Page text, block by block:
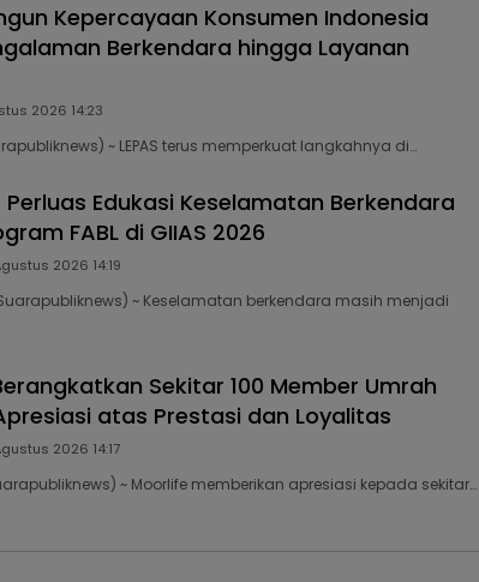
Kepercayaan Konsumen Indonesia
Berkendara hingga Layanan
2026 14:23
~ LEPAS terus memperkuat langkahnya di…
Perluas Edukasi Keselamatan Berkendara
FABL di GIIAS 2026
2026 14:19
~ Keselamatan berkendara masih menjadi
Sekitar 100 Member Umrah
atas Prestasi dan Loyalitas
2026 14:17
~ Moorlife memberikan apresiasi kepada sekitar…